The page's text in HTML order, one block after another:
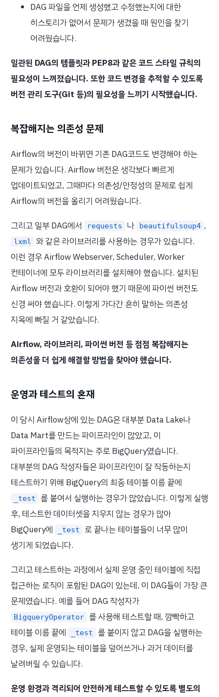
DAG 파일을 언제 생성했고 수정했는지에 대한
히스토리가 없어서 문제가 생겼을 때 원인을 찾기
어려웠습니다.
일관된 DAG의 템플릿과 PEP8과 같은 코드 스타일 규칙의
필요성이 느껴졌습니다. 또한 코드 변경을 추적할 수 있도록
버전 관리 도구(Git 등)의 필요성을 느끼기 시작했습니다.
복잡해지는 의존성 문제
Airflow의 버전이 바뀌면 기존 DAG코드도 변경해야 하는
문제가 있습니다. Airflow 버전은 생각보다 빠르게
업데이트되었고, 그때마다 의존성/안정성의 문제로 쉽게
Airflow의 버전을 올리기 어려웠습니다.
그리고 일부 DAG에서
requests 나 beautifulsoup4 ,
lxml
와 같은 라이브러리를 사용하는 경우가 있습니다.
이런 경우 Airflow Webserver, Scheduler, Worker
컨테이너에 모두 라이브러리를 설치해야 했습니다. 설치된
Airflow 버전과 호환이 되어야 했기 때문에 파이썬 버전도
신경 써야 했습니다. 이렇게 가다간 흔히 말하는 의존성
지옥에 빠질 거 같았습니다.
Airflow, 라이브러리, 파이썬 버전 등 점점 복잡해지는
의존성을 더 쉽게 해결할 방법을 찾아야 했습니다.
운영과 테스트의 혼재
이 당시 Airflow상에 있는 DAG은 대부분 Data Lake나
Data Mart를 만드는 파이프라인이 많았고, 이
파이프라인들의 목적지는 주로 BigQuery였습니다.
대부분의 DAG 작성자들은 파이프라인이 잘 작동하는지
테스트하기 위해 BigQuery의 최종 테이블 이름 끝에
_test
를 붙여서 실행하는 경우가 많았습니다. 이렇게 실행
후, 테스트한 데이터셋을 지우지 않는 경우가 많아
BigQuery에
_test
로 끝나는 테이블들이 너무 많이
생기게 되었습니다.
그리고 테스트하는 과정에서 실제 운영 중인 테이블에 직접
접근하는 로직이 포함된 DAG이 있는데, 이 DAG들이 가장 큰
문제였습니다. 예를 들어 DAG 작성자가
BigqueryOperator
를 사용해 테스트할 때, 깜빡하고
테이블 이름 끝에
_test
를 붙이지 않고 DAG을 실행하는
경우, 실제 운영되는 테이블을 덮어쓰거나 과거 데이터를
날려버릴 수 있습니다.
운영 환경과 격리되어 안전하게 테스트할 수 있도록 별도의